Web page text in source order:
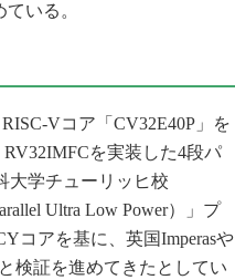
いる。
Vコア「CV32E40P」を
を実装した4段パ
大学チューリッヒ校
Ultra Low Power）」プ
コアを基に、英国Imperasや
検証を進めてきたとしてい